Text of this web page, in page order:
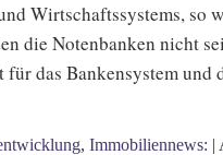
Wirtschaftssystems, so
die Notenbanken nicht
das Bankensystem und
, Immobiliennews: |